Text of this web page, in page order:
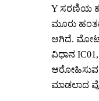
Y ಸರಣಿಯ
ಮೂರು
ಆಗಿದೆ.
ವಿಧಾನ
ಆರೋಹಿಸುವ
ಮಾಡಲಾದ